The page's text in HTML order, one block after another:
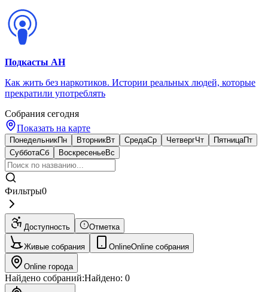
Подкасты АН
Как жить без наркотиков. Истории реальных людей, которые
прекратили употреблять
Собрания сегодня
Показать на карте
ПонедельникПн ВторникВт СредаСр ЧетвергЧт ПятницаПт
СубботаСб ВоскресеньеВс
Фильтры0
Доступность Отметка
Живые собрания OnlineOnline собрания
Online города
Найдено собраний:Найдено: 0